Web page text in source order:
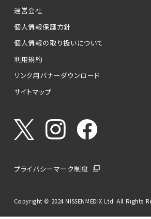
運営会社
個人情報保護方針
個人情報の取り扱いについて
利用規約
リンク用バナーダウンロード
サイトマップ
プライバシーマーク制度
Copyright © 2024 NISSENMEDIX Ltd. All Rights